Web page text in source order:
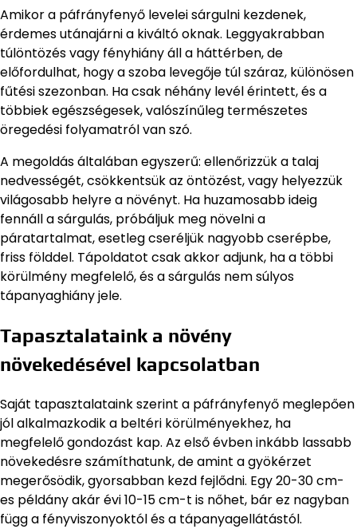
Amikor a páfrányfenyő levelei sárgulni kezdenek,
érdemes utánajárni a kiváltó oknak. Leggyakrabban
túlöntözés vagy fényhiány áll a háttérben, de
előfordulhat, hogy a szoba levegője túl száraz, különösen
fűtési szezonban. Ha csak néhány levél érintett, és a
többiek egészségesek, valószínűleg természetes
öregedési folyamatról van szó.
A megoldás általában egyszerű: ellenőrizzük a talaj
nedvességét, csökkentsük az öntözést, vagy helyezzük
világosabb helyre a növényt. Ha huzamosabb ideig
fennáll a sárgulás, próbáljuk meg növelni a
páratartalmat, esetleg cseréljük nagyobb cserépbe,
friss földdel. Tápoldatot csak akkor adjunk, ha a többi
körülmény megfelelő, és a sárgulás nem súlyos
tápanyaghiány jele.
Tapasztalataink a növény
növekedésével kapcsolatban
Saját tapasztalataink szerint a páfrányfenyő meglepően
jól alkalmazkodik a beltéri körülményekhez, ha
megfelelő gondozást kap. Az első évben inkább lassabb
növekedésre számíthatunk, de amint a gyökérzet
megerősödik, gyorsabban kezd fejlődni. Egy 20-30 cm-
es példány akár évi 10-15 cm-t is nőhet, bár ez nagyban
függ a fényviszonyoktól és a tápanyagellátástól.